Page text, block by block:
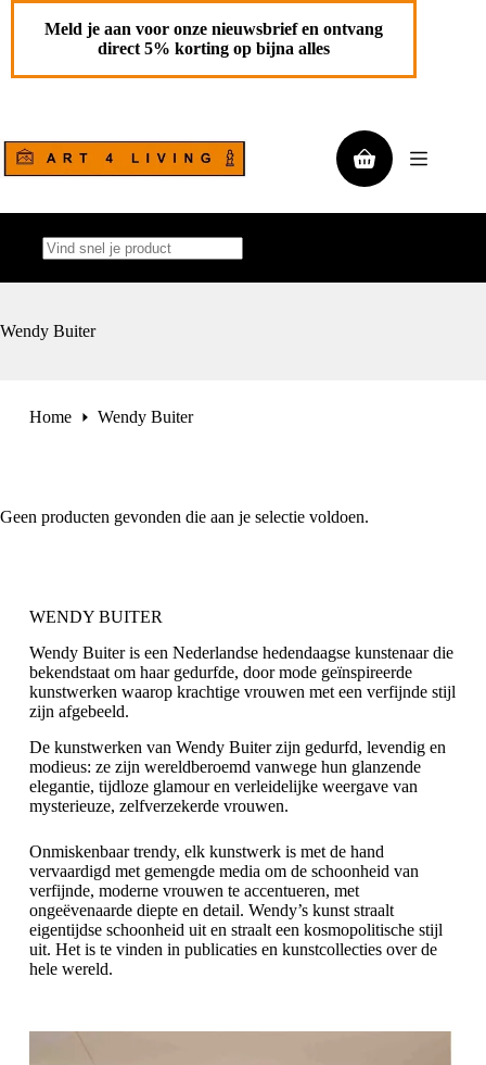
Ga
Meld je aan voor onze nieuwsbrief en ontvang
direct 5% korting op bijna alles
Winkelwagen
resultaten
Wendy Buiter
Home Wendy Buiter
Geen producten gevonden die aan je selectie voldoen.
WENDY BUITER
Wendy Buiter is een Nederlandse hedendaagse kunstenaar die
bekendstaat om haar gedurfde, door mode geïnspireerde
kunstwerken waarop krachtige vrouwen met een verfijnde stijl
zijn afgebeeld.
De kunstwerken van Wendy Buiter zijn gedurfd, levendig en
modieus: ze zijn wereldberoemd vanwege hun glanzende
elegantie, tijdloze glamour en verleidelijke weergave van
mysterieuze, zelfverzekerde vrouwen.
Onmiskenbaar trendy, elk kunstwerk is met de hand
vervaardigd met gemengde media om de schoonheid van
verfijnde, moderne vrouwen te accentueren, met
ongeëvenaarde diepte en detail. Wendy’s kunst straalt
eigentijdse schoonheid uit en straalt een kosmopolitische stijl
uit. Het is te vinden in publicaties en kunstcollecties over de
hele wereld.